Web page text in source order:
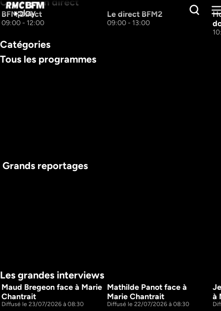
BFM Direct
09:00 - 12:00
Le direct BFM2
09:00 - 13:00
Catégories
Tous les programmes
Grands reportages
AVANT-PREMIÈRE
Les grandes interviews
16m
Maud Bregeon face à Marie
Chantrait
Diffusé le 23/07/2026 à 08:30
Mathilde Panot face à
Marie Chantrait
Diffusé le 22/07/2026 à 08:30
à